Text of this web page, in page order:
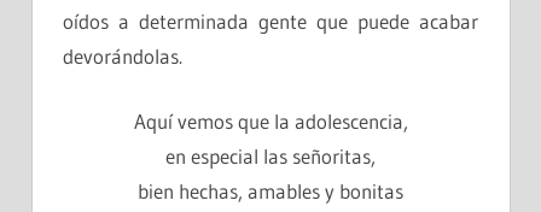
oídos a determinada gente que puede acabar
devorándolas.
Aquí vemos que la adolescencia,
en especial las señoritas,
bien hechas, amables y bonitas